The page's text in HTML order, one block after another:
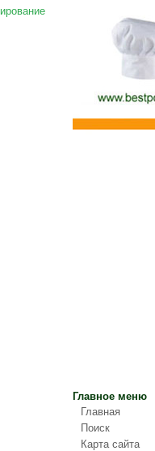
Главное меню
Главная
Поиск
Карта сайта